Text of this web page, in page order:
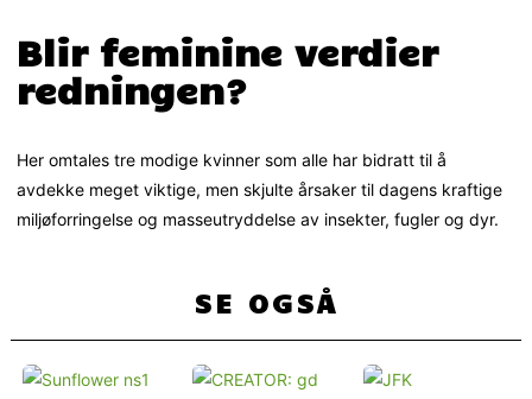
Blir feminine verdier
redningen?
Her omtales tre modige kvinner som alle har bidratt til å
avdekke meget viktige, men skjulte årsaker til dagens kraftige
miljøforringelse og masseutryddelse av insekter, fugler og dyr.
SE OGSÅ